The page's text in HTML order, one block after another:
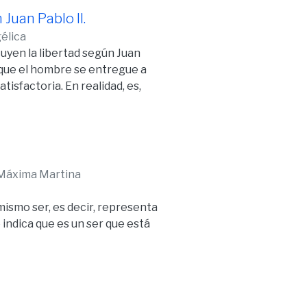
se abre a todos y conduce a
Pablo II.
la libertad según Juan
el hombre se entregue a
En realidad, es,
actuales descubrirán que,
eso, desde la libertad se
en un horizonte amplio
Martina
ser, es decir, representa
que es un ser que está
la religiosidad en el hombre